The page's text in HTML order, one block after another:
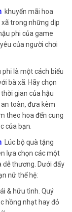
khuyến mãi hoa
xã trong những dịp
phi của game
của người chơi
là một cách biểu
bà xã. Hãy chọn
gian của hậu
toàn, đưa kèm
theo hoa đến cung
của bạn.
Lúc bộ quà tặng
lựa chọn các một
dễ thương. Dưới đấy
nữ thế hệ:
& hữu tình. Quý
hồng nhạt hay đỏ